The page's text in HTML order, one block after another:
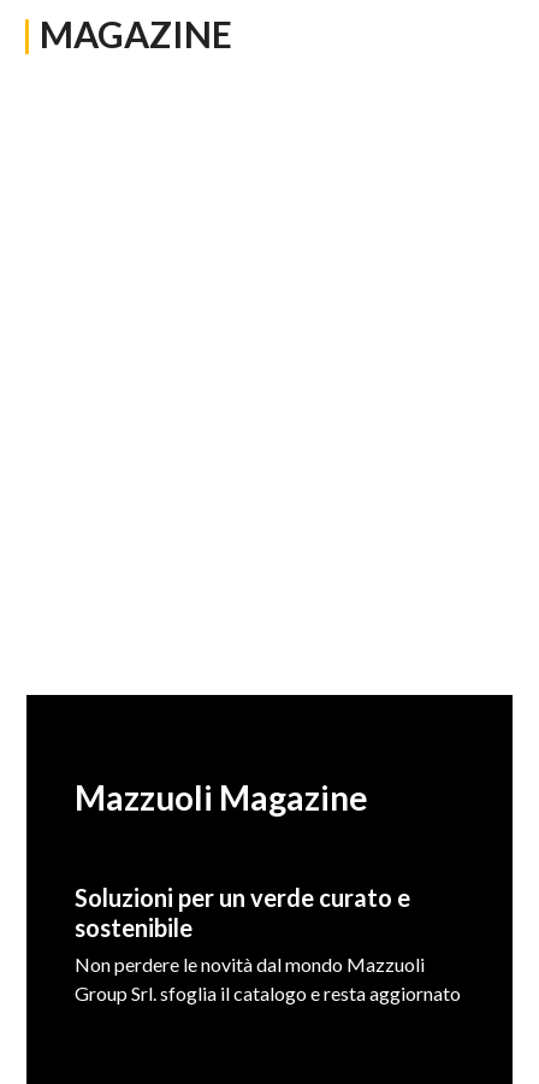
| MAGAZINE
Mazzuoli Magazine
Soluzioni per un verde curato e
sostenibile
Non perdere le novità dal mondo Mazzuoli
Group Srl. sfoglia il catalogo e resta aggiornato